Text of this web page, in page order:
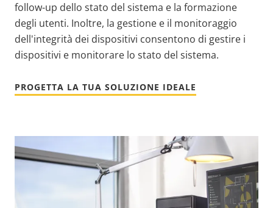
follow-up dello stato del sistema e la formazione
degli utenti. Inoltre, la gestione e il monitoraggio
dell'integrità dei dispositivi consentono di gestire i
dispositivi e monitorare lo stato del sistema.
PROGETTA LA TUA SOLUZIONE IDEALE